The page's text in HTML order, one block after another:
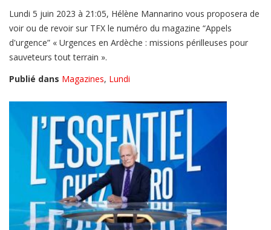
Lundi 5 juin 2023 à 21:05, Hélène Mannarino vous proposera de
voir ou de revoir sur TFX le numéro du magazine “Appels
d'urgence” « Urgences en Ardèche : missions périlleuses pour
sauveteurs tout terrain ».
Publié dans Magazines, Lundi